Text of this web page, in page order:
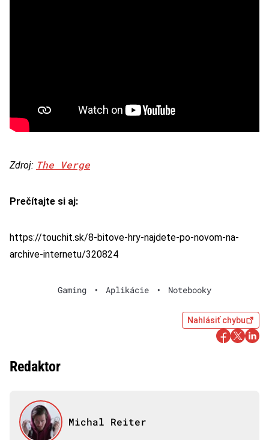
Zdroj: The Verge
Prečítajte si aj:
https://touchit.sk/8-bitove-hry-najdete-po-novom-na-
archive-internetu/320824
Gaming • Aplikácie • Notebooky
Nahlásiť chybu
Redaktor
Michal Reiter